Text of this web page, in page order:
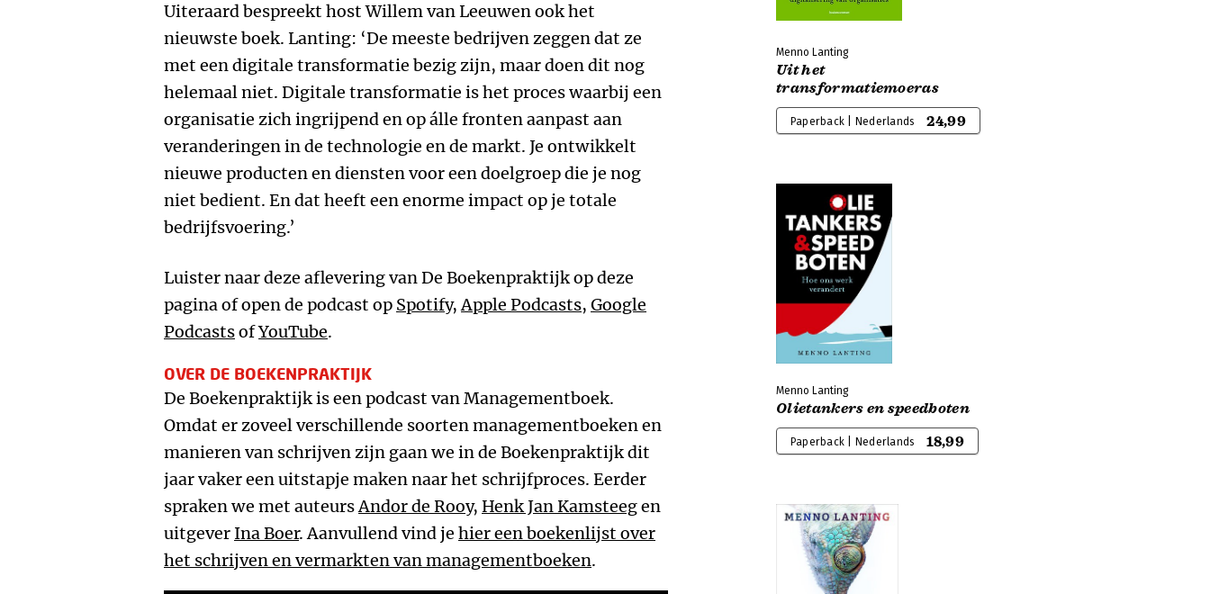
Uiteraard bespreekt host Willem van Leeuwen ook het
nieuwste boek. Lanting: ‘De meeste bedrijven zeggen dat ze
met een digitale transformatie bezig zijn, maar doen dit nog
helemaal niet. Digitale transformatie is het proces waarbij een
organisatie zich ingrijpend en op álle fronten aanpast aan
veranderingen in de technologie en de markt. Je ontwikkelt
nieuwe producten en diensten voor een doelgroep die je nog
niet bedient. En dat heeft een enorme impact op je totale
bedrijfsvoering.’
Luister naar deze aflevering van De Boekenpraktijk op deze
pagina of open de podcast op Spotify,Apple Podcasts, Google
PodcastsofYouTube.
OVER DE BOEKENPRAKTIJK
De Boekenpraktijk is een podcast van Managementboek.
Omdat er zoveel verschillende soorten managementboeken en
manieren van schrijven zijn gaan we in de Boekenpraktijk dit
jaar vaker een uitstapje maken naar het schrijfproces. Eerder
spraken we met auteursAndor de Rooy, Henk Jan Kamsteegen
uitgever Ina Boer. Aanvullend vind je hier een boekenlijst over
het schrijven en vermarkten van managementboeken.
Menno Lanting
Uit het
transformatiemoeras
Paperback | Nederlands 24,99
Menno Lanting
Olietankers en speedboten
Paperback | Nederlands 18,99